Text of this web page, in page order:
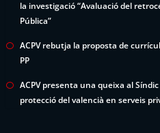
la investigació “Avaluació del
Pública”
ACPV rebutja la proposta de
PP
ACPV presenta una queixa al
protecció del valencià en serveis